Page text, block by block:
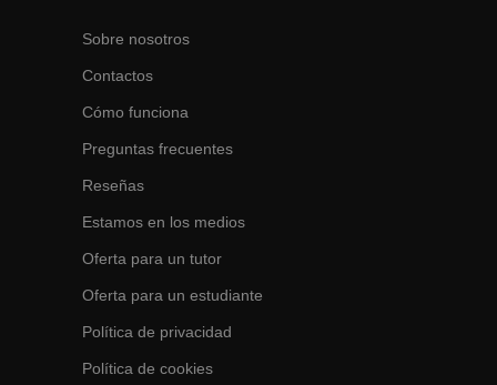
Sobre nosotros
Contactos
Cómo funciona
Preguntas frecuentes
Reseñas
Estamos en los medios
Oferta para un tutor
Oferta para un estudiante
Política de privacidad
Política de cookies